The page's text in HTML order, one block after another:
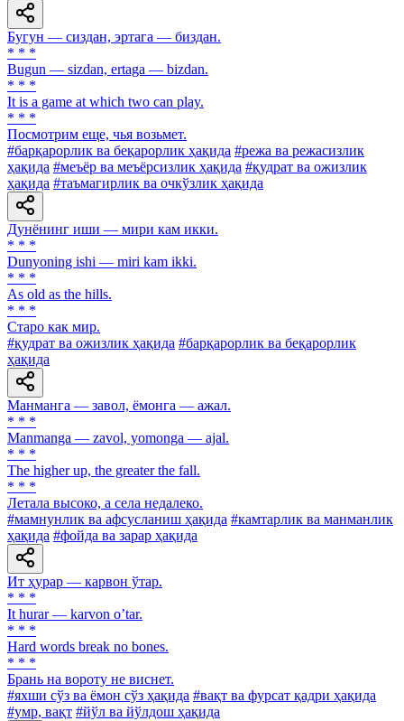
Бугун — сиздан, эртага — биздан.
* * *
Bugun — sizdan, ertaga — bizdan.
* * *
It is a game at which two can play.
* * *
Посмотрим еще, чья возьмет.
#барқарорлик ва беқарорлик ҳақида #режа ва режасизлик
ҳақида #меъёр ва меъёрсизлик ҳақида #қудрат ва ожизлик
ҳақида #таъмагирлик ва очкўзлик ҳақида
Дунёнинг иши — мири кам икки.
* * *
Dunyoning ishi — miri kam ikki.
* * *
As old as the hills.
* * *
Старо как мир.
#қудрат ва ожизлик ҳақида #барқарорлик ва беқарорлик
ҳақида
Манманга — завол, ёмонга — ажал.
* * *
Manmanga — zavol, yomonga — ajal.
* * *
The higher up, the greater the fall.
* * *
Летала высоко, а села недалеко.
#мамнунлик ва афсусланиш ҳақида #камтарлик ва манманлик
ҳақида #фойда ва зарар ҳақида
Ит ҳурар — карвон ўтар.
* * *
It hurar — karvon oʼtar.
* * *
Hard words break no bones.
* * *
Брань на вороту не виснет.
#яхши сўз ва ёмон сўз ҳақида #вақт ва фурсат қадри ҳақида
#умр, вақт #йўл ва йўлдош ҳақида